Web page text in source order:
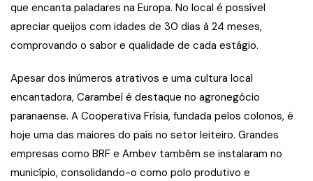
que encanta paladares na Europa. No local é possível
apreciar queijos com idades de 30 dias à 24 meses,
comprovando o sabor e qualidade de cada estágio.
Apesar dos inúmeros atrativos e uma cultura local
encantadora, Carambeí é destaque no agronegócio
paranaense. A Cooperativa Frísia, fundada pelos colonos, é
hoje uma das maiores do país no setor leiteiro. Grandes
empresas como BRF e Ambev também se instalaram no
município, consolidando-o como polo produtivo e